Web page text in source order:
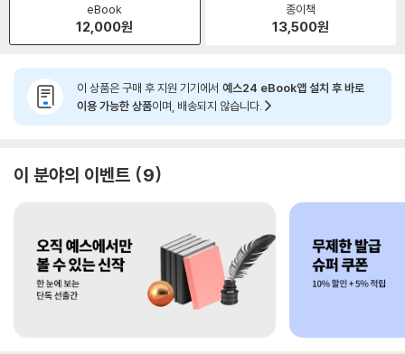
eBook
12,000원
종이책
13,500원
이 상품은 구매 후 지원 기기에서 예스24 eBook앱 설치 후 바로
이용 가능한 상품이며, 배송되지 않습니다.
이 분야의 이벤트 9